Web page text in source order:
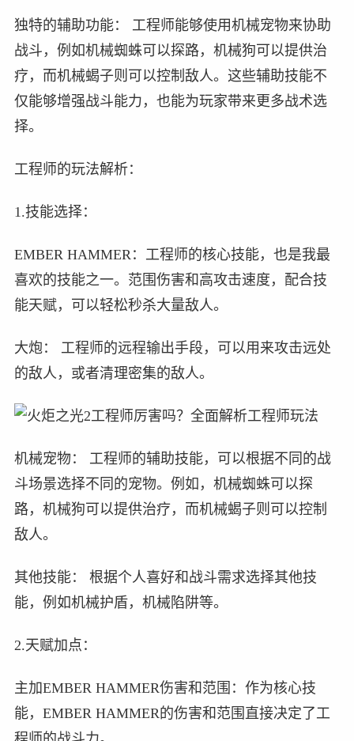
独特的辅助功能： 工程师能够使用机械宠物来协助
战斗，例如机械蜘蛛可以探路，机械狗可以提供治
疗，而机械蝎子则可以控制敌人。这些辅助技能不
仅能够增强战斗能力，也能为玩家带来更多战术选
择。
工程师的玩法解析：
1.技能选择：
EMBER HAMMER：工程师的核心技能，也是我最
喜欢的技能之一。范围伤害和高攻击速度，配合技
能天赋，可以轻松秒杀大量敌人。
大炮： 工程师的远程输出手段，可以用来攻击远处
的敌人，或者清理密集的敌人。
机械宠物： 工程师的辅助技能，可以根据不同的战
斗场景选择不同的宠物。例如，机械蜘蛛可以探
路，机械狗可以提供治疗，而机械蝎子则可以控制
敌人。
其他技能： 根据个人喜好和战斗需求选择其他技
能，例如机械护盾，机械陷阱等。
2.天赋加点：
主加EMBER HAMMER伤害和范围：作为核心技
能，EMBER HAMMER的伤害和范围直接决定了工